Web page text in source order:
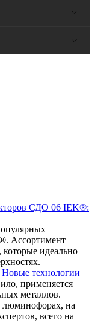
СДО 06 IEK®:
Ассортимент
идеально
технологии
применяется
металлов.
люминофорах, на
всего на